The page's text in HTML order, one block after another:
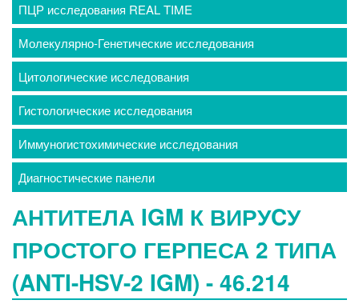
ПЦР исследования REAL TIME
Молекулярно-Генетические исследования
Цитологические исследования
Гистологические исследования
Иммуногистохимические исследования
Диагностические панели
АНТИТЕЛА IGM К ВИРУCУ
ПРОСТОГО ГЕРПЕСА 2 ТИПА
(ANTI-HSV-2 IGM) - 46.214